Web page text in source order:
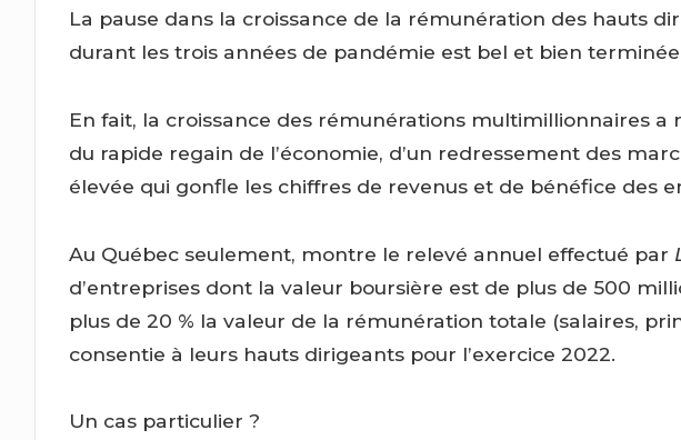
La pause dans la croissance de la rémunération des hauts
durant les trois années de pandémie est bel et bien
En fait, la croissance des rémunérations multimillionnaires a
du rapide regain de l’économie, d’un redressement des
élevée qui gonfle les chiffres de revenus et de bénéfice des
Au Québec seulement, montre le relevé annuel effectué par
d’entreprises dont la valeur boursière est de plus de 500
plus de 20 % la valeur de la rémunération totale (salaires,
consentie à leurs hauts dirigeants pour l’exercice 2022.
Un cas particulier ?